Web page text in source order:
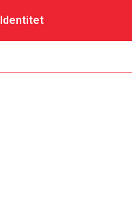
Identitet